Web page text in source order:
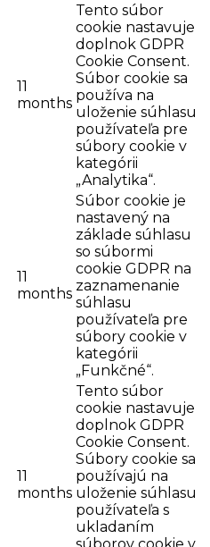
11
months
Tento súbor
cookie nastavuje
doplnok GDPR
Cookie Consent.
Súbor cookie sa
používa na
uloženie súhlasu
používateľa pre
súbory cookie v
kategórii
„Analytika“.
11
months
Súbor cookie je
nastavený na
základe súhlasu
so súbormi
cookie GDPR na
zaznamenanie
súhlasu
používateľa pre
súbory cookie v
kategórii
„Funkčné“.
11
months
Tento súbor
cookie nastavuje
doplnok GDPR
Cookie Consent.
Súbory cookie sa
používajú na
uloženie súhlasu
používateľa s
ukladaním
súborov cookie v